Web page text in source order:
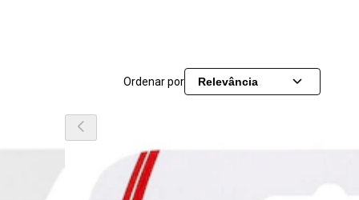
Ordenar por Relevância